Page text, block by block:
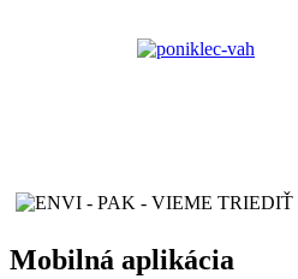
Mobilná aplikácia